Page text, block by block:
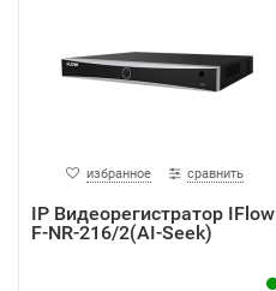
избранное сравнить
IP Видеорегистратор IFlow
F-NR-216/2(AI-Seek)